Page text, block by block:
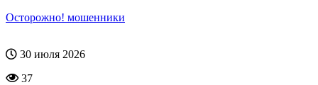
Осторожно! мошенники
30 июля 2026
37